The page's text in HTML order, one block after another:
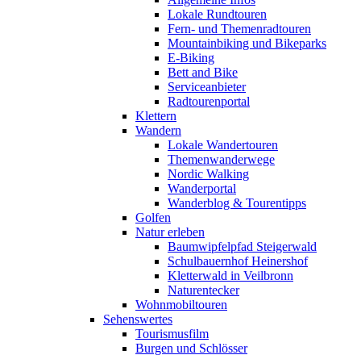
Lokale Rundtouren
Fern- und Themenradtouren
Mountainbiking und Bikeparks
E-Biking
Bett and Bike
Serviceanbieter
Radtourenportal
Klettern
Wandern
Lokale Wandertouren
Themenwanderwege
Nordic Walking
Wanderportal
Wanderblog & Tourentipps
Golfen
Natur erleben
Baumwipfelpfad Steigerwald
Schulbauernhof Heinershof
Kletterwald in Veilbronn
Naturentecker
Wohnmobiltouren
Sehenswertes
Tourismusfilm
Burgen und Schlösser